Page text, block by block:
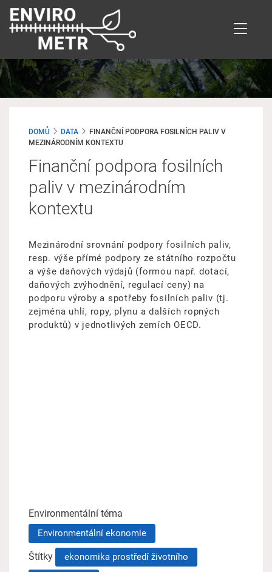
Přejít
hlavnímu
DOMŮ DATA
FINANČNÍ PODPORA FOSILNÍCH PALIV V
MEZINÁRODNÍM KONTEXTU
Finanční podpora fosilních
paliv v mezinárodním
kontextu
Mezinárodní srovnání podpory fosilních paliv,
resp. výše přímé podpory ze státního rozpočtu
a výše daňových výdajů (formou např. dotací,
daňových zvýhodnění, regulací ceny) na
podporu výroby a spotřeby fosilních paliv (tj.
zejména uhlí, ropy, plynu a dalších ropných
produktů) v jednotlivých zemích OECD.
Environmentální téma
Environmentální ekonomie
Štítky
ekonomika prostředí životního